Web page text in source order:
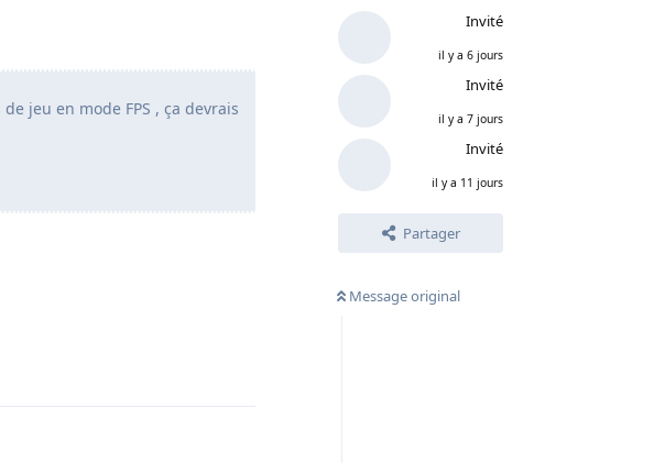
Invité
il y a 6 jours
Invité
il y a 7 jours
Invité
il y a 11 jours
Partager
Message original
jeu en mode FPS , ça devrais